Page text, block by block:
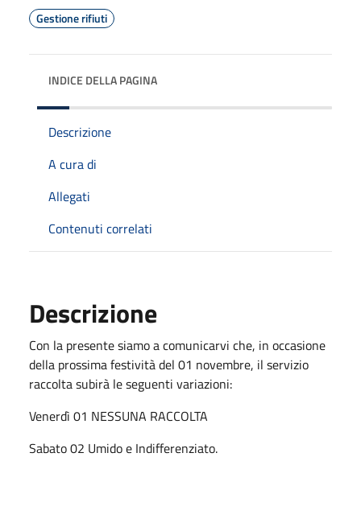
Gestione rifiuti
INDICE DELLA PAGINA
Descrizione
A cura di
Allegati
Contenuti correlati
Descrizione
Con la presente siamo a comunicarvi che, in occasione
della prossima festività del 01 novembre, il servizio
raccolta subirà le seguenti variazioni:
Venerdì 01 NESSUNA RACCOLTA
Sabato 02 Umido e Indifferenziato.